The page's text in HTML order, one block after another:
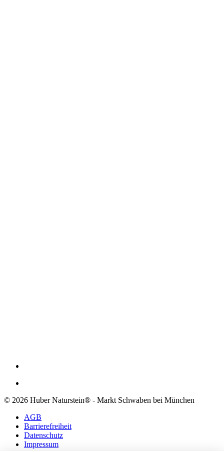
© 2026 Huber Naturstein® - Markt Schwaben bei München
AGB
Barrierefreiheit
Datenschutz
Impressum